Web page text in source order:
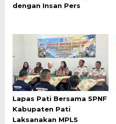
dengan Insan Pers
Lapas Pati Bersama SPNF
Kabupaten Pati
Laksanakan MPLS